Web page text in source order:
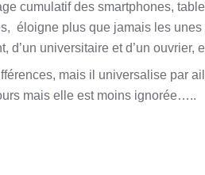
cumulatif des smartphones,
éloigne plus que jamais les
d’un universitaire et d’un ouvrier,
mais il universalise par
mais elle est moins ignorée…..